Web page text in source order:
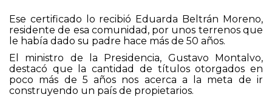
Ese certificado lo recibió Eduarda Beltrán Moreno,
residente de esa comunidad, por unos terrenos que
le había dado su padre hace más de 50 años.
El ministro de la Presidencia, Gustavo Montalvo,
destacó que la cantidad de títulos otorgados en
poco más de 5 años nos acerca a la meta de ir
construyendo un país de propietarios.